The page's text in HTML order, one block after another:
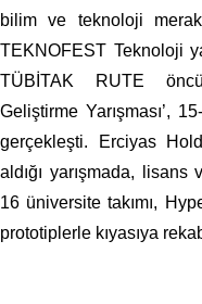
bilim ve teknoloji
TEKNOFEST Teknoloji
TÜBİTAK RUTE
Geliştirme Yarışması’,
gerçekleşti. Erciyas
aldığı yarışmada,
16 üniversite takımı,
prototiplerle kıyasıya